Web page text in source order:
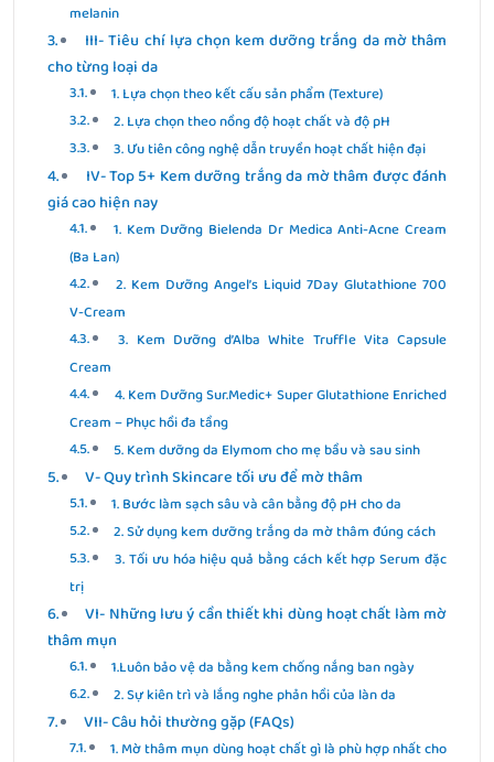
melanin
III- Tiêu chí lựa chọn kem dưỡng trắng da mờ thâm
cho từng loại da
1. Lựa chọn theo kết cấu sản phẩm (Texture)
2. Lựa chọn theo nồng độ hoạt chất và độ pH
3. Ưu tiên công nghệ dẫn truyền hoạt chất hiện đại
IV- Top 5+ Kem dưỡng trắng da mờ thâm được đánh
giá cao hiện nay
1. Kem Dưỡng Bielenda Dr Medica Anti-Acne Cream
(Ba Lan)
2. Kem Dưỡng Angel’s Liquid 7Day Glutathione 700
V-Cream
3. Kem Dưỡng d’Alba White Truffle Vita Capsule
Cream
4. Kem Dưỡng Sur.Medic+ Super Glutathione Enriched
Cream – Phục hồi đa tầng
5. Kem dưỡng da Elymom cho mẹ bầu và sau sinh
V- Quy trình Skincare tối ưu để mờ thâm
1. Bước làm sạch sâu và cân bằng độ pH cho da
2. Sử dụng kem dưỡng trắng da mờ thâm đúng cách
3. Tối ưu hóa hiệu quả bằng cách kết hợp Serum đặc
trị
VI- Những lưu ý cần thiết khi dùng hoạt chất làm mờ
thâm mụn
1.Luôn bảo vệ da bằng kem chống nắng ban ngày
2. Sự kiên trì và lắng nghe phản hồi của làn da
VII- Câu hỏi thường gặp (FAQs)
1. Mờ thâm mụn dùng hoạt chất gì là phù hợp nhất cho